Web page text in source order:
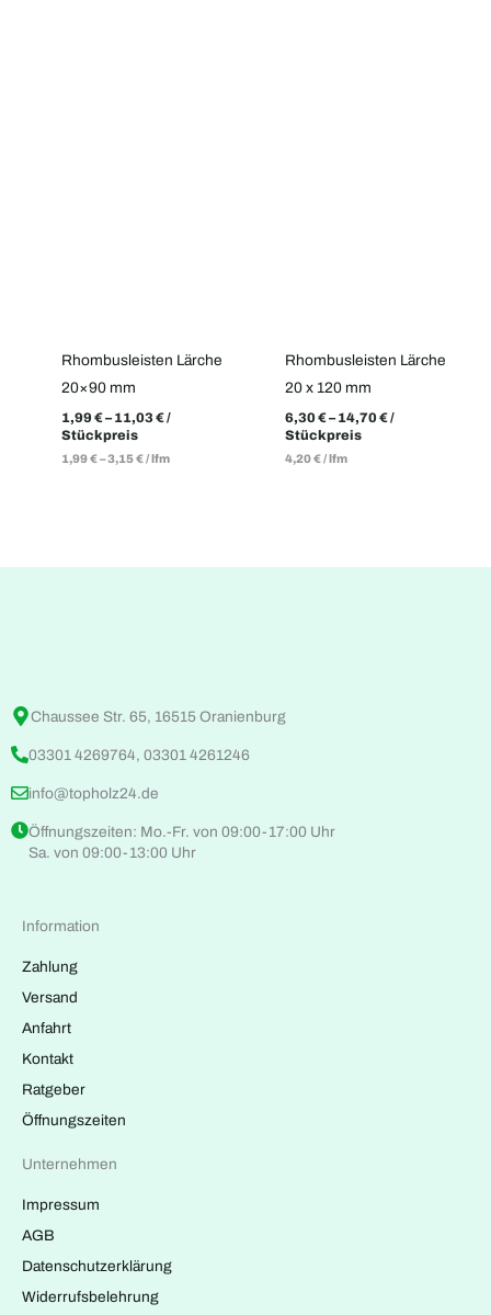
Rhombusleisten Lärche
20×90 mm
1,99€–11,03€/
Stückpreis
1,99€–3,15€/ lfm
Rhombusleisten Lärche
20 x 120 mm
6,30€–14,70€/
Stückpreis
4,20€/ lfm
Chaussee Str. 65, 16515 Oranienburg
03301 4269764, 03301 4261246
info@topholz24.de
Öffnungszeiten: Mo.-Fr. von 09:00-17:00 Uhr
Sa. von 09:00-13:00 Uhr
Information
Zahlung
Versand
Anfahrt
Kontakt
Ratgeber
Öffnungszeiten
Unternehmen
Impressum
AGB
Datenschutzerklärung
Widerrufsbelehrung